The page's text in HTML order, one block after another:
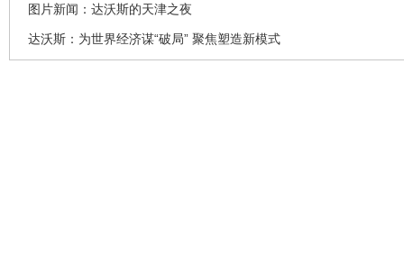
图片新闻：达沃斯的天津之夜
达沃斯：为世界经济谋“破局” 聚焦塑造新模式